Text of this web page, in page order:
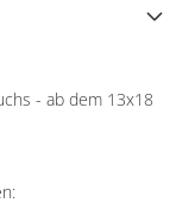
- ab dem 13x18